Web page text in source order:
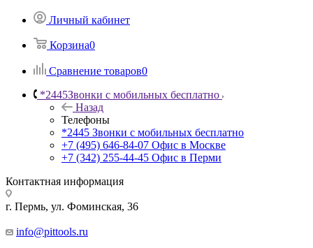
Личный кабинет
Корзина0
Сравнение товаров0
*2445Звонки с мобильных бесплатно
Назад
Телефоны
*2445 Звонки с мобильных бесплатно
+7 (495) 646-84-07 Офис в Москве
+7 (342) 255-44-45 Офис в Перми
Контактная информация
г. Пермь, ул. Фоминская, 36
info@pittools.ru